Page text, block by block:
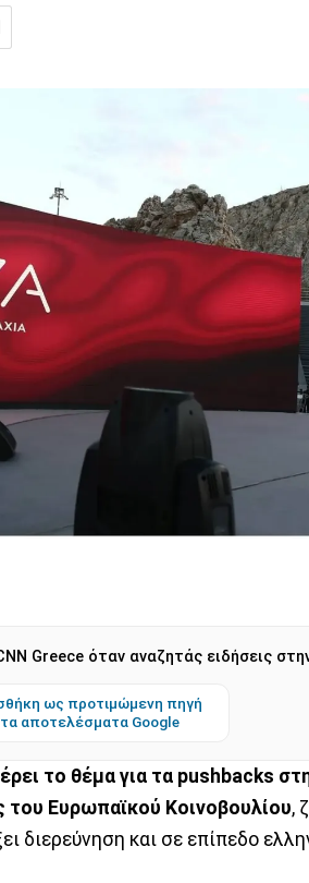
Greece όταν αναζητάς ειδήσεις
ως προτιμώμενη πηγή
αποτελέσματα Google
το θέμα για τα pushbacks
του Ευρωπαϊκού Κοινοβουλίου,
διερεύνηση και σε επίπεδο